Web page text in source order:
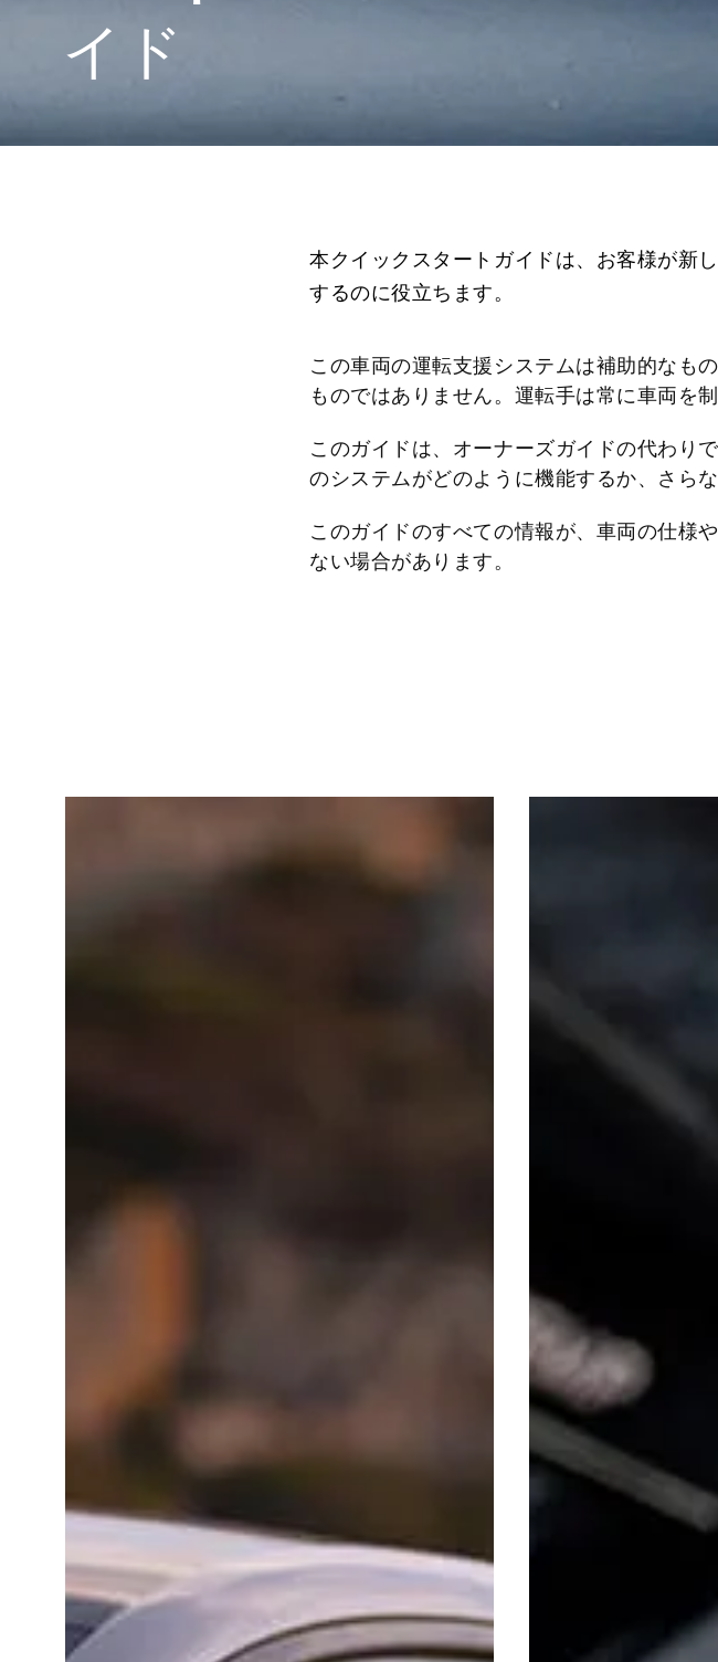
イド
本クイックスタートガイドは、お客様が新
するのに役立ちます。
この車両の運転支援システムは補助的なも
ものではありません。運転手は常に車両を
このガイドは、オーナーズガイドの代わり
のシステムがどのように機能するか、さら
このガイドのすべての情報が、車両の仕様
ない場合があります。